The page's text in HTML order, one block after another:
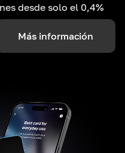
desde solo el 0,4%
Más información